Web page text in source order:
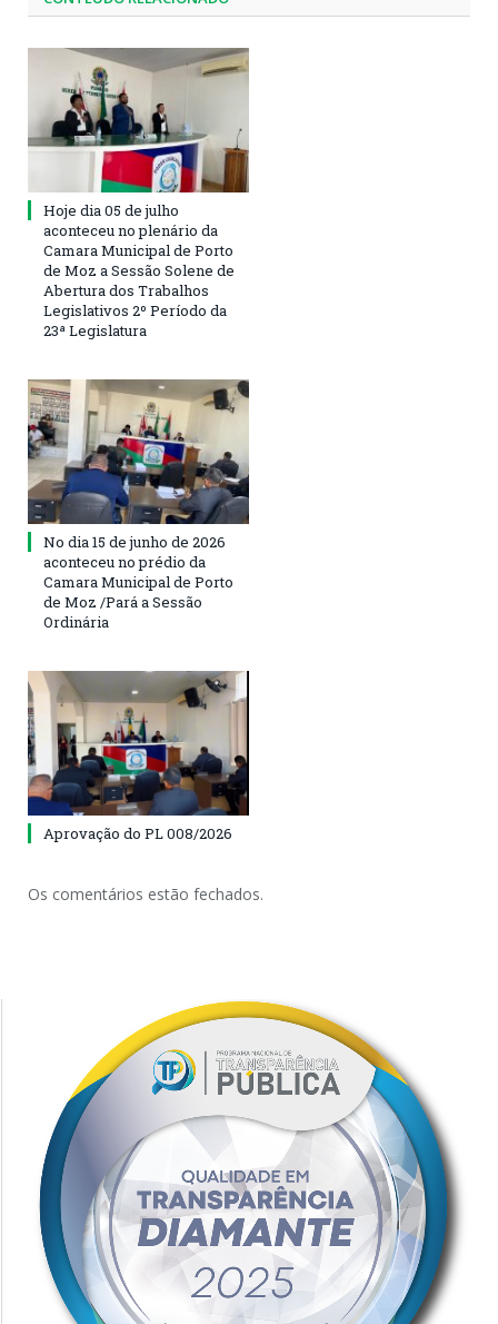
Hoje dia 05 de julho
aconteceu no plenário da
Camara Municipal de Porto
de Moz a Sessão Solene de
Abertura dos Trabalhos
Legislativos 2º Período da
23ª Legislatura
No dia 15 de junho de 2026
aconteceu no prédio da
Camara Municipal de Porto
de Moz /Pará a Sessão
Ordinária
Aprovação do PL 008/2026
Os comentários estão fechados.